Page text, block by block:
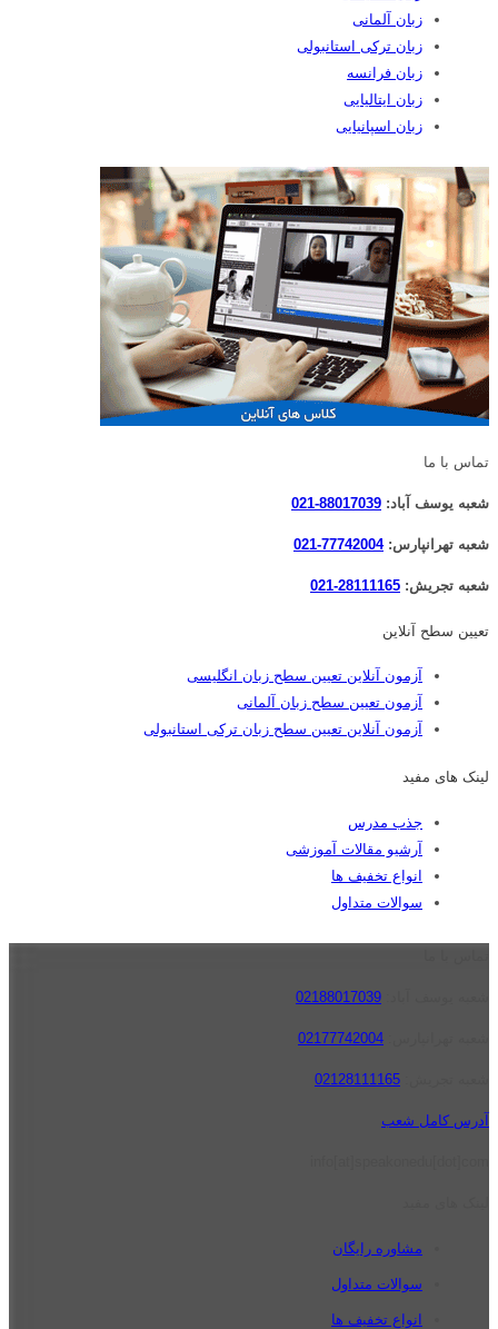
زبان آلمانی
زبان ترکی استانبولی
زبان فرانسه
زبان ایتالیایی
زبان اسپانیایی
تماس با ما
شعبه یوسف آباد: 88017039-021
شعبه تهرانپارس:77742004-021
شعبه تجریش: 28111165-021
تعیین سطح آنلاین
آزمون آنلاین تعیین سطح زبان انگلیسی
آزمون تعیین سطح زبان آلمانی
آزمون آنلاین تعیین سطح زبان ترکی استانبولی
لینک های مفید
جذب مدرس
آرشیو مقالات آموزشی
انواع تخفیف ها
سوالات متداول
02188017039
02177742004
02128111165
آدرس کامل شعب
مشاوره رایگان
سوالات متداول
انواع تخفیف ها